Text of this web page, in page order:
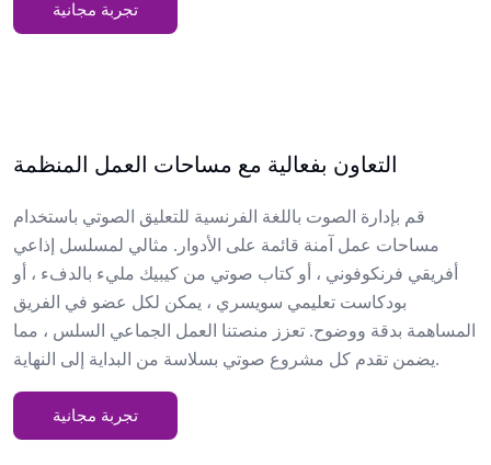
تجربة مجانية
التعاون بفعالية مع مساحات العمل المنظمة
قم بإدارة الصوت باللغة الفرنسية للتعليق الصوتي باستخدام
مساحات عمل آمنة قائمة على الأدوار. مثالي لمسلسل إذاعي
أفريقي فرنكوفوني ، أو كتاب صوتي من كيبيك مليء بالدفء ، أو
بودكاست تعليمي سويسري ، يمكن لكل عضو في الفريق
المساهمة بدقة ووضوح. تعزز منصتنا العمل الجماعي السلس ، مما
يضمن تقدم كل مشروع صوتي بسلاسة من البداية إلى النهاية.
تجربة مجانية